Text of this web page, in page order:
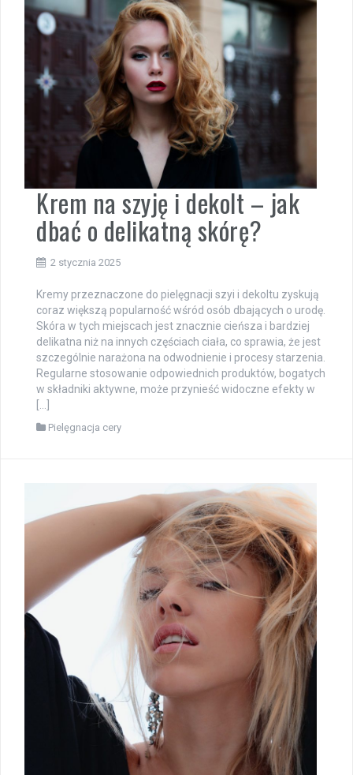
Krem na szyję i dekolt – jak
dbać o delikatną skórę?
2 stycznia 2025
Kremy przeznaczone do pielęgnacji szyi i dekoltu zyskują
coraz większą popularność wśród osób dbających o urodę.
Skóra w tych miejscach jest znacznie cieńsza i bardziej
delikatna niż na innych częściach ciała, co sprawia, że jest
szczególnie narażona na odwodnienie i procesy starzenia.
Regularne stosowanie odpowiednich produktów, bogatych
w składniki aktywne, może przynieść widoczne efekty w
[…]
Pielęgnacja cery